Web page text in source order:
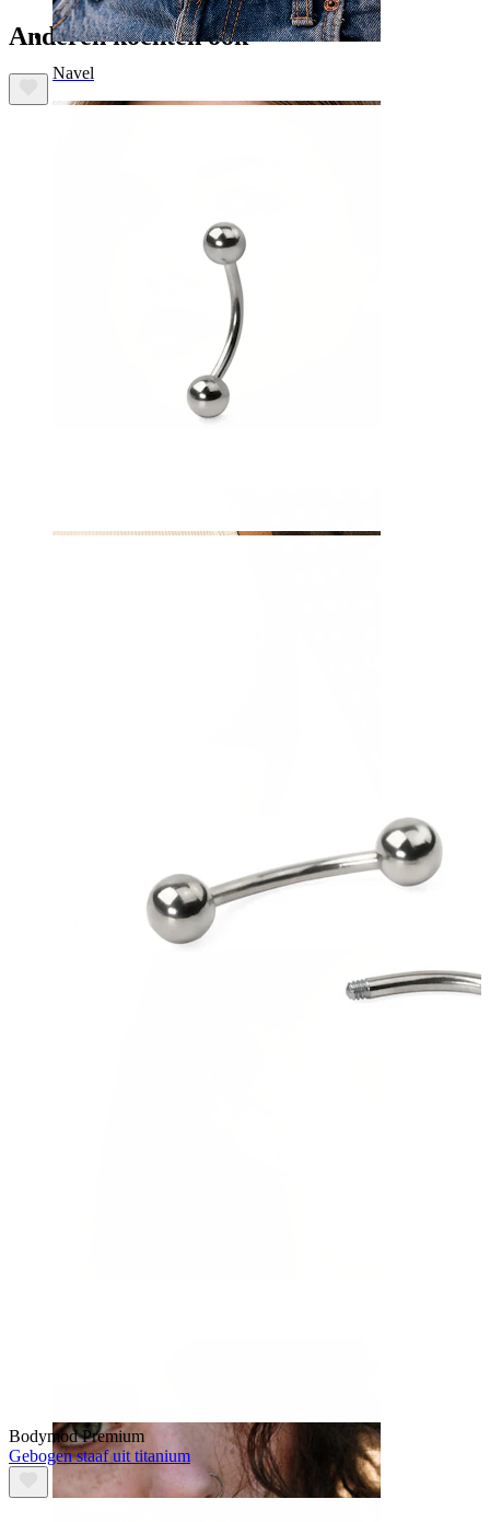
Navel
Shop per piercing
Anderen kochten ook
Bodymod Premium
Gebogen staaf uit titanium